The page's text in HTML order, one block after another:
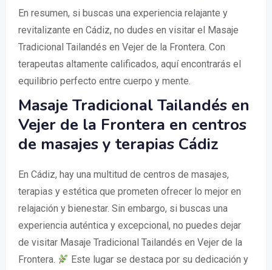
En resumen, si buscas una experiencia relajante y
revitalizante en Cádiz, no dudes en visitar el Masaje
Tradicional Tailandés en Vejer de la Frontera. Con
terapeutas altamente calificados, aquí encontrarás el
equilibrio perfecto entre cuerpo y mente.
Masaje Tradicional Tailandés en
Vejer de la Frontera en centros
de masajes y terapias Cádiz
En Cádiz, hay una multitud de centros de masajes,
terapias y estética que prometen ofrecer lo mejor en
relajación y bienestar. Sin embargo, si buscas una
experiencia auténtica y excepcional, no puedes dejar
de visitar Masaje Tradicional Tailandés en Vejer de la
Frontera.
Este lugar se destaca por su dedicación y